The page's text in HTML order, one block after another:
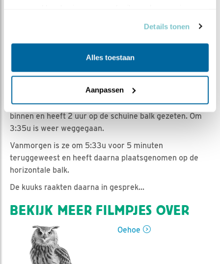
Details tonen
Alles toestaan
Aanpassen
Romke Visser | Geplaatst op 16 mei 2021, 9:45 |
ik leuk| Bewaar dit filmpje|
708x
Vannacht is er geen prooi aangevoerd.
Na de voedering van gisteravond, kwam V om 1:30u
binnen en heeft 2 uur op de schuine balk gezeten. Om
3:35u is weer weggegaan.
Vanmorgen is ze om 5:33u voor 5 minuten
teruggeweest en heeft daarna plaatsgenomen op de
horizontale balk.
De kuuks raakten daarna in gesprek...
BEKIJK MEER FILMPJES OVER
Oehoe